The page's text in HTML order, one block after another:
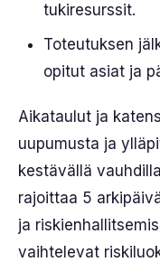
tukiresurssit.
Toteutuksen
opitut asiat ja
Aikataulut ja
uupumusta ja
kestävällä
rajoittaa 5
ja
vaihtelevat